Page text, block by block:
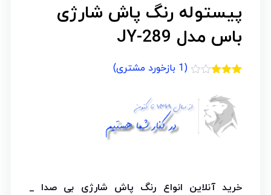
پیستوله رنگ پاش شارژی
باس مدل JY-289
5 در
امتیازدهی
مشتری
(
1 بازخورد مشتری)
خرید آنلاین انواع رنگ پاش شارژی بی صدا _